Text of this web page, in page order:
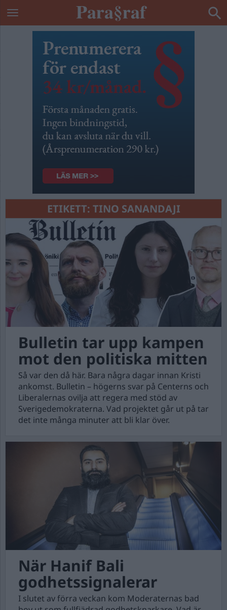
ETIKETT: TINO SANANDAJI
Bulletin tar upp kampen
mot den politiska mitten
Så var den då här. Bara några dagar innan Kristi
ankomst. Bulletin – högerns svar på Centerns och
Liberalernas ovilja att regera med stöd av
Sverigedemokraterna. Vad projektet går ut på tar
det inte många minuter att bli klar över.
När Hanif Bali
godhetssignalerar
I slutet av förra veckan kom Moderaternas bad